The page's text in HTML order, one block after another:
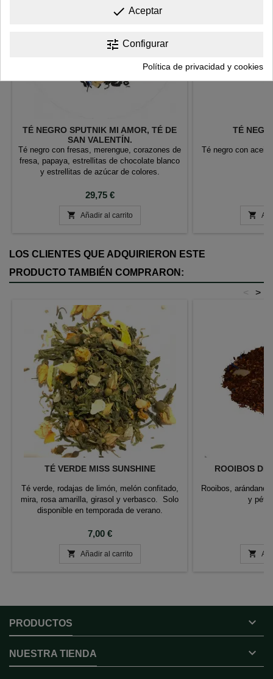
TÉ NEGRO SPUTNIK MI AMOR, TÉ DE
SAN VALENTÍN.
Té negro con fresas, merengue, corazones de
fresa, papaya, estrellitas de chocolate blanco
y estrellitas de azúcar de colores.
Precio
29,75 €
 Añadir al carrito
TÉ
Té negro con

LOS CLIENTES QUE ADQUIRIERON ESTE
PRODUCTO TAMBIÉN COMPRARON:
>
<
TÉ VERDE MISS SUNSHINE
Té verde, rodajas de limón, melón confitado,
mira, rosa amarilla, girasol y verbasco. Solo
disponible en temporada de verano.
Precio
7,00 €
 Añadir al carrito
ROOIBOS
Rooibos,
y

PRODUCTOS 
NUESTRA TIENDA 
done Aceptar
tune Configurar
Política de privacidad y cookies